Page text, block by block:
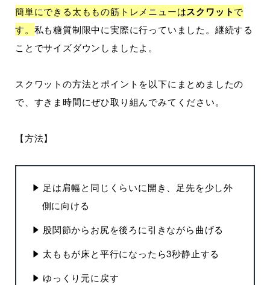
簡単にできる太ももの筋トレメニューはスクワットで
す。 私も糖質制限中に実際に行っていました。継続する
ことでサイズダウンしましたよ。
スクワットの方法とポイントを以下にまとめましたの
で、すきま時間にぜひ取り組んでみてください。
【方法】
足は肩幅と同じくらいに開き、足先を少し外
側に向ける
股関節からお尻を後ろに引きながら曲げる
太ももが床と平行になったら3秒静止する
ゆっくり元に戻す